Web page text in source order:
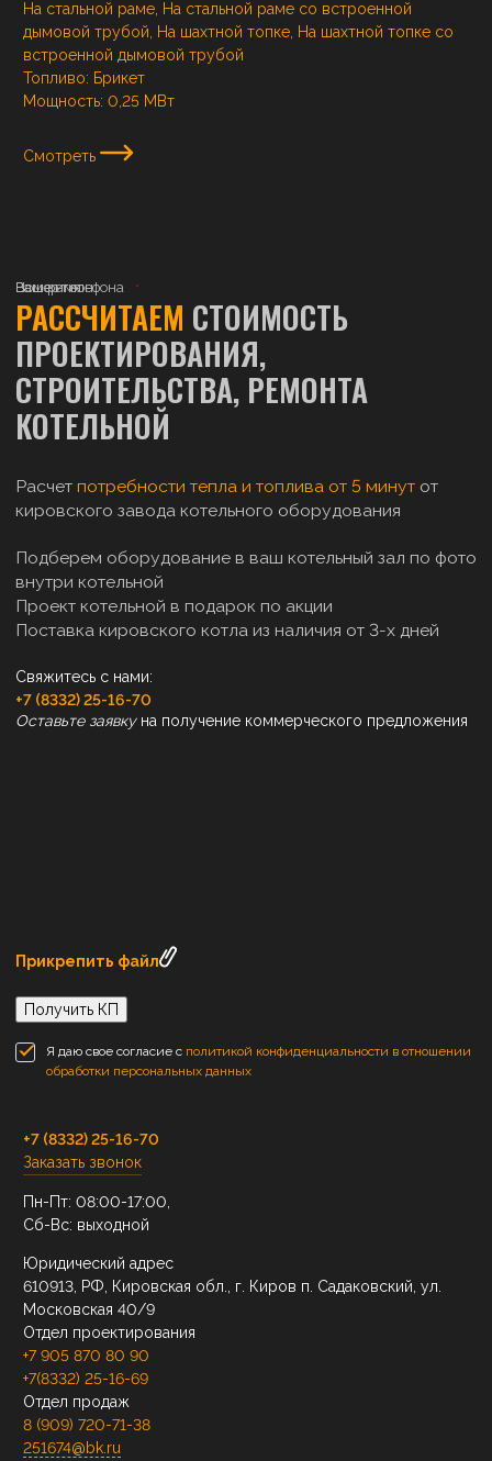
На стальной раме, На стальной раме со встроенной
дымовой трубой, На шахтной топке, На шахтной топке со
встроенной дымовой трубой
Топливо: Брикет
Мощность: 0,25 МВт
Смотреть
РАССЧИТАЕМ СТОИМОСТЬ
ПРОЕКТИРОВАНИЯ,
СТРОИТЕЛЬСТВА, РЕМОНТА
КОТЕЛЬНОЙ
Расчет потребности тепла и топлива от 5 минут от
кировского завода котельного оборудования
Подберем оборудование в ваш котельный зал по фото
внутри котельной
Проект котельной в подарок по акции
Поставка кировского котла из наличия от 3-х дней
Свяжитесь с нами:
+7 (8332) 25-16-70
Оставьте заявкуна получение коммерческого предложения
Ваше имя
Номер телефона
Ваш регион
Прикрепить файл
Получить КП
Я даю свое согласие с политикой конфиденциальности в отношении
обработки персональных данных
+7 (8332) 25-16-70
Заказать звонок
Пн-Пт: 08:00-17:00,
Сб-Вс: выходной
Юридический адрес
610913, РФ, Кировская обл., г. Киров п. Садаковский, ул.
Московская 40/9
Отдел проектирования
+7 905 870 80 90
+7(8332) 25-16-69
Отдел продаж
8 (909) 720-71-38
251674@bk.ru